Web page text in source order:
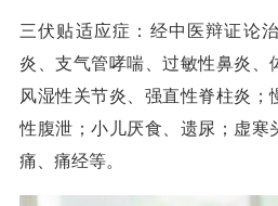
三伏贴适应症：经中医辩证论
炎、支气管哮喘、过敏性鼻炎、
风湿性关节炎、强直性脊柱炎；
性腹泄；小儿厌食、遗尿；虚寒
痛、痛经等。